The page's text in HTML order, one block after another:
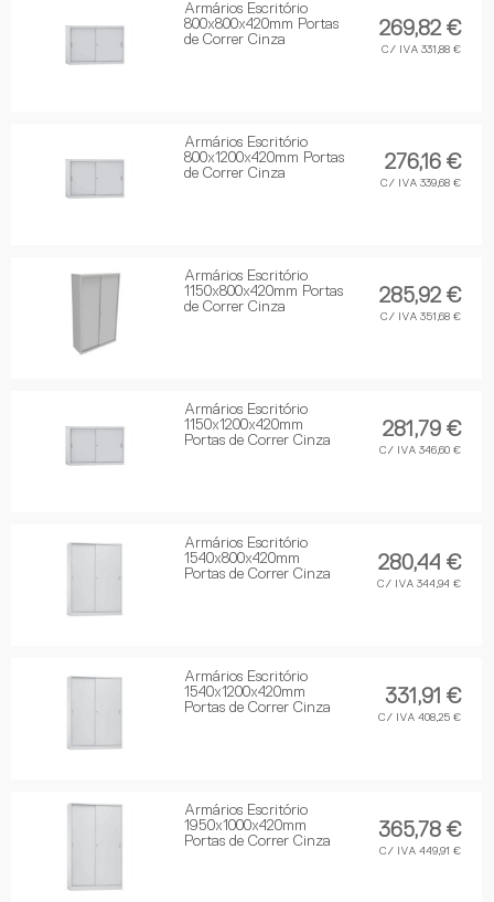
Armários Escritório
800x800x420mm Portas
de Correr Cinza
269,82 €
C/ IVA 331,88 €
Armários Escritório
800x1200x420mm Portas
de Correr Cinza
276,16 €
C/ IVA 339,68 €
Armários Escritório
1150x800x420mm Portas
de Correr Cinza
285,92 €
C/ IVA 351,68 €
Armários Escritório
1150x1200x420mm
Portas de Correr Cinza
281,79 €
C/ IVA 346,60 €
Armários Escritório
1540x800x420mm
Portas de Correr Cinza
280,44 €
C/ IVA 344,94 €
Armários Escritório
1540x1200x420mm
Portas de Correr Cinza
331,91 €
C/ IVA 408,25 €
Armários Escritório
1950x1000x420mm
Portas de Correr Cinza
365,78 €
C/ IVA 449,91 €